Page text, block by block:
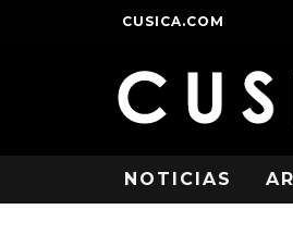
CUSICA.COM
NOTICIAS